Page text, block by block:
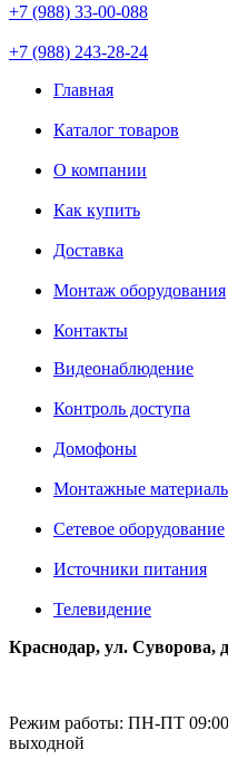
+7 (988) 33-00-088
+7 (988) 243-28-24
Главная
Каталог товаров
О компании
Как купить
Доставка
Монтаж оборудования
Контакты
Видеонаблюдение
Контроль доступа
Домофоны
Монтажные
Сетевое оборудование
Источники питания
Телевидение
Краснодар, ул. Суворова,
Режим работы: ПН-ПТ
выходной